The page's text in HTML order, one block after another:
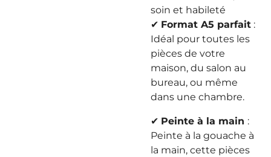
soin et habileté
✔ Format A5 parfait :
Idéal pour toutes les
pièces de votre
maison, du salon au
bureau, ou même
dans une chambre.
✔ Peinte à la main :
Peinte à la gouache à
la main, cette pièces